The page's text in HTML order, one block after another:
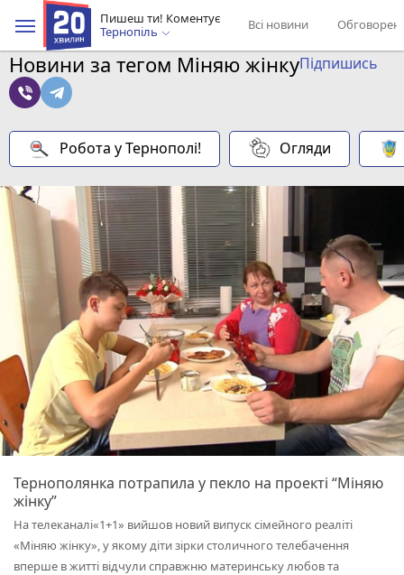
Пишеш ти! Коментує
Тернопіль
Всі новини
Новини за тегом Міняю жінкуПідпишись
Робота у Тернополі! Огляди
Тернополянка потрапила у пекло на проекті “Міняю
жінку”
На телеканалі«1+1» вийшов новий випуск сімейного реаліті
«Міняю жінку», у якому діти зірки столичного телебачення
вперше в житті відчули справжню материнську любов та